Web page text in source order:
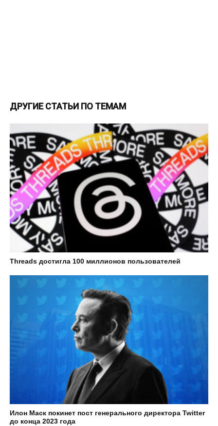
ДРУГИЕ СТАТЬИ ПО ТЕМАМ
Threads достигла 100 миллионов пользователей
Илон Маск покинет пост генерального директора Twitter
до конца 2023 года